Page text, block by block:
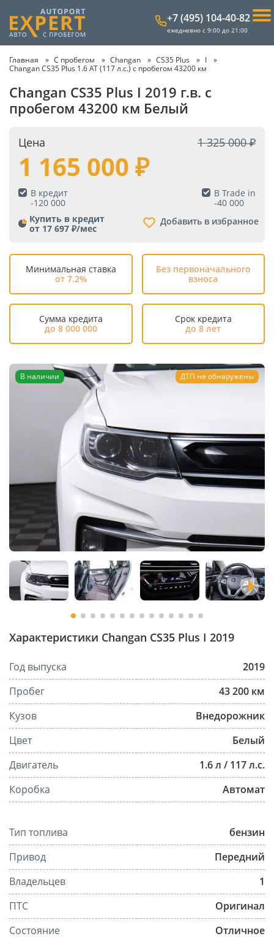
+7 (495) 104-40-82
ежедневно с 9:00 до 21:00
Главная С пробегом Changan CS35 Plus
I
Changan CS35 Plus 1.6 AT (117 л.с.) с пробегом 43200 км
Changan CS35 Plus I 2019 г.в. с
пробегом 43200 км Белый
Цена 1 325 000
1 165 000
В кредит
-120 000
В Trade in
-40 000
Купить в кредит
от 17 697 ₽/мес
Добавить в избранное
Минимальная ставка
от 7.2%
Без первоначального
взноса
Сумма кредита
до 8 000 000
Срок кредита
до 8 лет
Характеристики Changan CS35 Plus I 2019
Год выпуска
2019
Пробег
43 200 км
Кузов
Внедорожник
Цвет
Белый
Двигатель
1.6 л / 117 л.с.
Коробка
Автомат
Тип топлива
бензин
Привод
Передний
Владельцев
1
ПТС
Оригинал
Состояние
Отличное
В наличии ДТП не обнаружены